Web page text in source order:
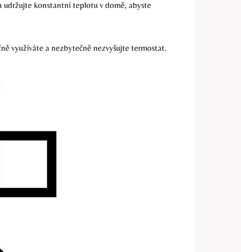
konstantní teplotu v domě, abyste
využíváte a nezbytečně nezvyšujte termostat.